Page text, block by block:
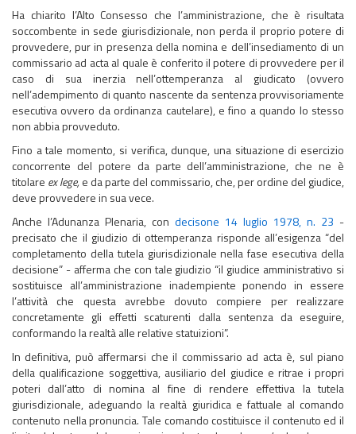
Ha chiarito l’Alto Consesso che l’amministrazione, che è risultata
soccombente in sede giurisdizionale, non perda il proprio potere di
provvedere, pur in presenza della nomina e dell’insediamento di un
commissario ad acta al quale è conferito il potere di provvedere per il
caso di sua inerzia nell’ottemperanza al giudicato (ovvero
nell’adempimento di quanto nascente da sentenza provvisoriamente
esecutiva ovvero da ordinanza cautelare), e fino a quando lo stesso
non abbia provveduto.
Fino a tale momento, si verifica, dunque, una situazione di esercizio
concorrente del potere da parte dell’amministrazione, che ne è
titolare ex lege,e da parte del commissario, che, per ordine del giudice,
deve provvedere in sua vece.
Anche l’Adunanza Plenaria, con decisone 14 luglio 1978, n. 23 -
precisato che il giudizio di ottemperanza risponde all’esigenza “del
completamento della tutela giurisdizionale nella fase esecutiva della
decisione” - afferma che con tale giudizio “il giudice amministrativo si
sostituisce all’amministrazione inadempiente ponendo in essere
l’attività che questa avrebbe dovuto compiere per realizzare
concretamente gli effetti scaturenti dalla sentenza da eseguire,
conformando la realtà alle relative statuizioni”.
In definitiva, può affermarsi che il commissario ad acta è, sul piano
della qualificazione soggettiva, ausiliario del giudice e ritrae i propri
poteri dall’atto di nomina al fine di rendere effettiva la tutela
giurisdizionale, adeguando la realtà giuridica e fattuale al comando
contenuto nella pronuncia. Tale comando costituisce il contenuto ed il